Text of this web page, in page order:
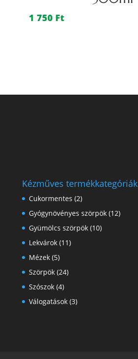
1 750 Ft
Kézműves termékkategóriák
Cukormentes (2)
Gyógynövényes szörpök (12)
Gyümölcs szörpök (10)
Lekvárok (11)
Mézek (5)
Szörpök (24)
Szószok (4)
Válogatások (3)